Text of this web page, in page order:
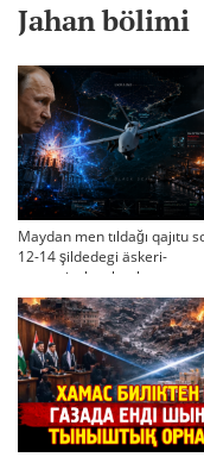
Jahan bölimi
Maydan men tıldağı qajıtu
12-14 şildedegi äskeri-
strategiyalıq ahual